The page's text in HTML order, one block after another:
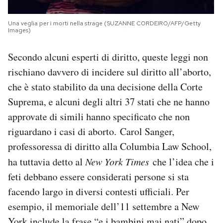
Una veglia per i morti nella strage (SUZANNE CORDEIRO/AFP/Getty
Images)
Secondo alcuni esperti di diritto, queste leggi non
rischiano davvero di incidere sul diritto all’aborto,
che è stato stabilito da una decisione della Corte
Suprema, e alcuni degli altri 37 stati che ne hanno
approvate di simili hanno specificato che non
riguardano i casi di aborto. Carol Sanger,
professoressa di diritto alla Columbia Law School,
ha tuttavia detto alNew York Times che l’idea che i
feti debbano essere considerati persone si sta
facendo largo in diversi contesti ufficiali. Per
esempio, il memoriale dell’11 settembre a New